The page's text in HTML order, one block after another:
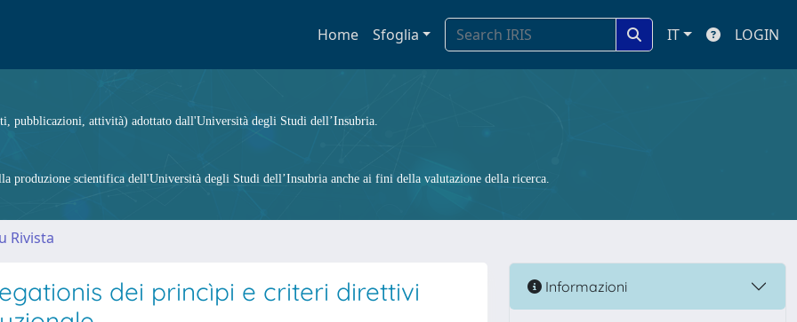
Home Sfoglia IT LOGIN
pubblicazioni, attività) adottato dall'Università degli Studi dell’Insubria.
produzione scientifica dell'Università degli Studi dell’Insubria anche ai fini della valutazione della ricerca.
Rivista
dei princìpi e criteri direttivi
Informazioni